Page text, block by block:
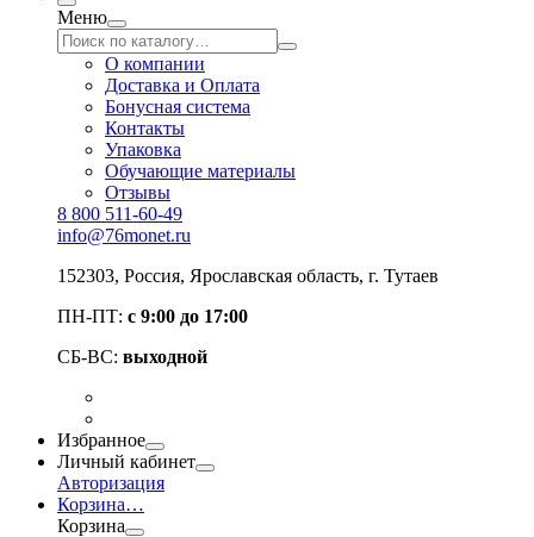
Меню
О компании
Доставка и Оплата
Бонусная система
Контакты
Упаковка
Обучающие материалы
Отзывы
8 800 511-60-49
info@76monet.ru
152303, Россия, Ярославская область, г. Тутаев
ПН-ПТ: с 9:00 до 17:00
СБ-ВС: выходной
Избранное
Личный кабинет
Авторизация
Корзина…
Корзина